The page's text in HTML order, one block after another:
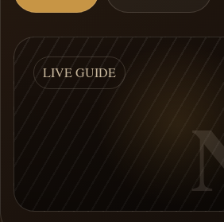
LIVE GUIDE